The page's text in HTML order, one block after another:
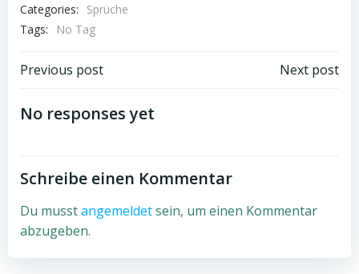
Categories:
Sprüche
Tags:
No Tag
Beitragsnavigation
Previous post Next post
No responses yet
Schreibe einen Kommentar
Du musstangemeldetsein, um einen Kommentar
abzugeben.